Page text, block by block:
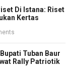
Di Istana: Riset
Kertas
Tuban Baur
Rally Patriotik